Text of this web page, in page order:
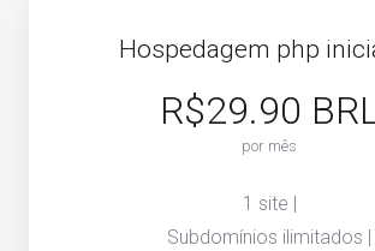
Hospedagem php
R$29.90
por mês
1 site |
Subdomínios ilimitados |